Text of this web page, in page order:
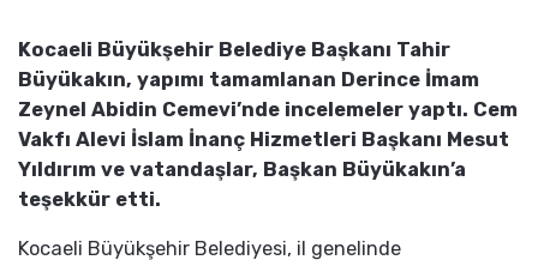
Kocaeli Büyükşehir Belediye Başkanı Tahir
Büyükakın, yapımı tamamlanan Derince İmam
Zeynel Abidin Cemevi’nde incelemeler yaptı. Cem
Vakfı Alevi İslam İnanç Hizmetleri Başkanı Mesut
Yıldırım ve vatandaşlar, Başkan Büyükakın’a
teşekkür etti.
Kocaeli Büyükşehir Belediyesi, il genelinde